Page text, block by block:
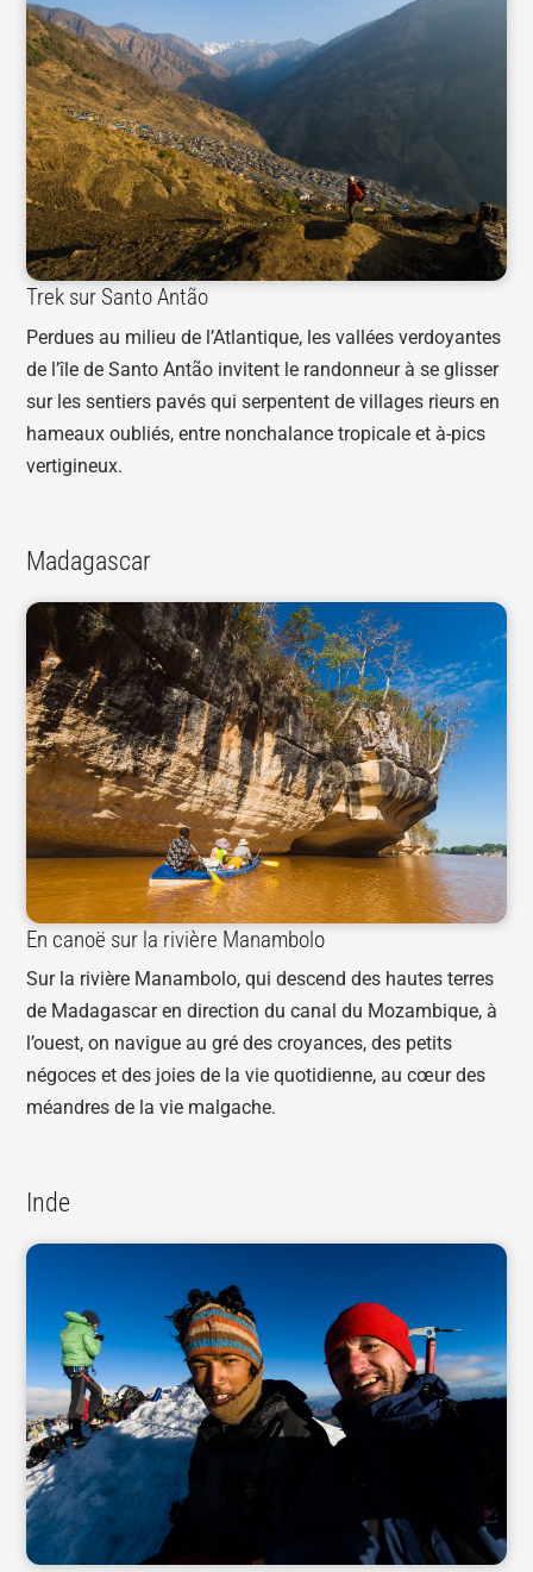
Trek sur Santo Antão
Perdues au milieu de l’Atlantique, les vallées verdoyantes
de l’île de Santo Antão invitent le randonneur à se glisser
sur les sentiers pavés qui serpentent de villages rieurs en
hameaux oubliés, entre nonchalance tropicale et à-pics
vertigineux.
Madagascar
En canoë sur la rivière Manambolo
Sur la rivière Manambolo, qui descend des hautes terres
de Madagascar en direction du canal du Mozambique, à
l’ouest, on navigue au gré des croyances, des petits
négoces et des joies de la vie quotidienne, au cœur des
méandres de la vie malgache.
Inde